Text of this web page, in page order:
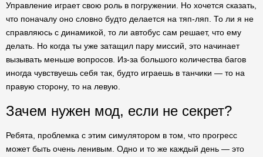
Управление играет свою роль в погружении. Но хочется сказать,
что поначалу оно словно будто делается на тяп-ляп. То ли я не
справляюсь с динамикой, то ли автобус сам решает, что ему
делать. Но когда ты уже затащил пару миссий, это начинает
вызывать меньше вопросов. Из-за большого количества багов
иногда чувствуешь себя так, будто играешь в танчики — то на
правую сторону, то на левую.
Зачем нужен мод, если не секрет?
Ребята, проблемка с этим симулятором в том, что прогресс
может быть очень ленивым. Одно и то же каждый день — это